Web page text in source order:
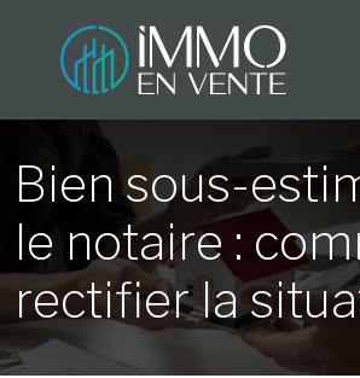
Bien sous-
le notaire :
rectifier la